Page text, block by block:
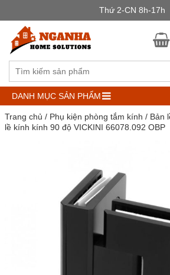
Thứ 2-CN 8h-17h
DANH MỤC SẢN PHẨM
Trang chủ / Phụ kiện phòng tắm kính / Bản
lề kính kính 90 độ VICKINI 66078.092 OBP